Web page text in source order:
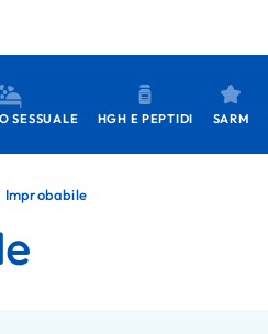
SESSUALE HGH E PEPTIDI SARM
Improbabile